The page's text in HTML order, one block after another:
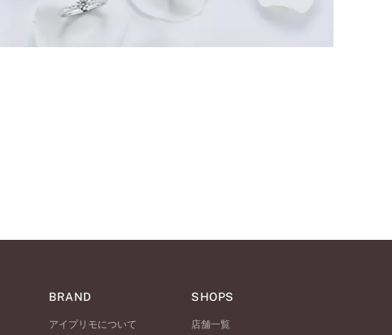
BRAND
アイプリモについて
SHOPS
店舗一覧